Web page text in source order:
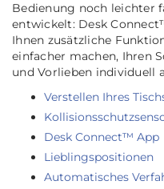
Bedienung noch leichter
entwickelt: Desk
Ihnen zusätzliche
einfacher machen, Ihren
und Vorlieben individuell
Verstellen Ihres
Desk Connect™ App
Lieblingspositionen
Automatisches